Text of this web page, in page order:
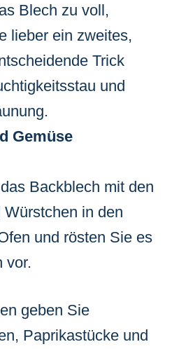
Blech zu voll,
lieber ein zweites,
Trick
und
Gemüse
Backblech mit den
in den
und rösten Sie es
vor.
geben Sie
Paprikastücke und